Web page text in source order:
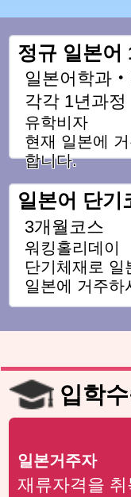
정규 일본어
일본어학과
각각 1년과정
유학비자
현재 일본에
합니다.
일본어 단기
3개월코스
워킹홀리데이
단기체재로 일
일본에 거주하
입학
일본거주자
재류자격을